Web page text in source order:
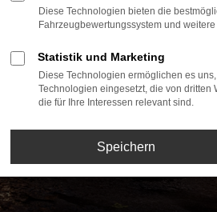
Diese Technologien bieten die
Fahrzeugbewertungssystem und
Statistik und Marketing
Diese Technologien ermöglichen es
Technologien eingesetzt, die von
die für Ihre Interessen relevant sind.
Speichern